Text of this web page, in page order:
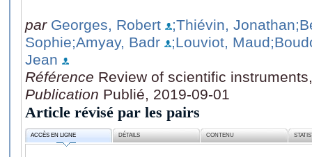
par Georges, Robert ;Thiévin, Jonathan
Sophie;Amyay, Badr ;Louviot, Maud
Jean
Référence Review of scientific
Publication Publié, 2019-09-01
Article révisé par les pairs
ACCÈS EN LIGNE DÉTAILS CONTENU